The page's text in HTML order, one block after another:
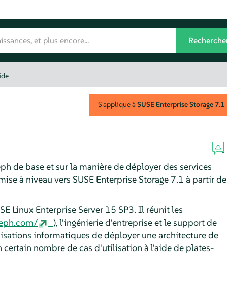
S'applique àSUSE Enterprise Storage7.1
de base et sur la manière de déployer des services
à niveau vers SUSE Enterprise Storage 7.1 à partir de
Linux Enterprise Server 15 SP3. Il réunit les
), l'ingénierie d'entreprise et le support de
informatiques de déployer une architecture de
nombre de cas d'utilisation à l'aide de plates-